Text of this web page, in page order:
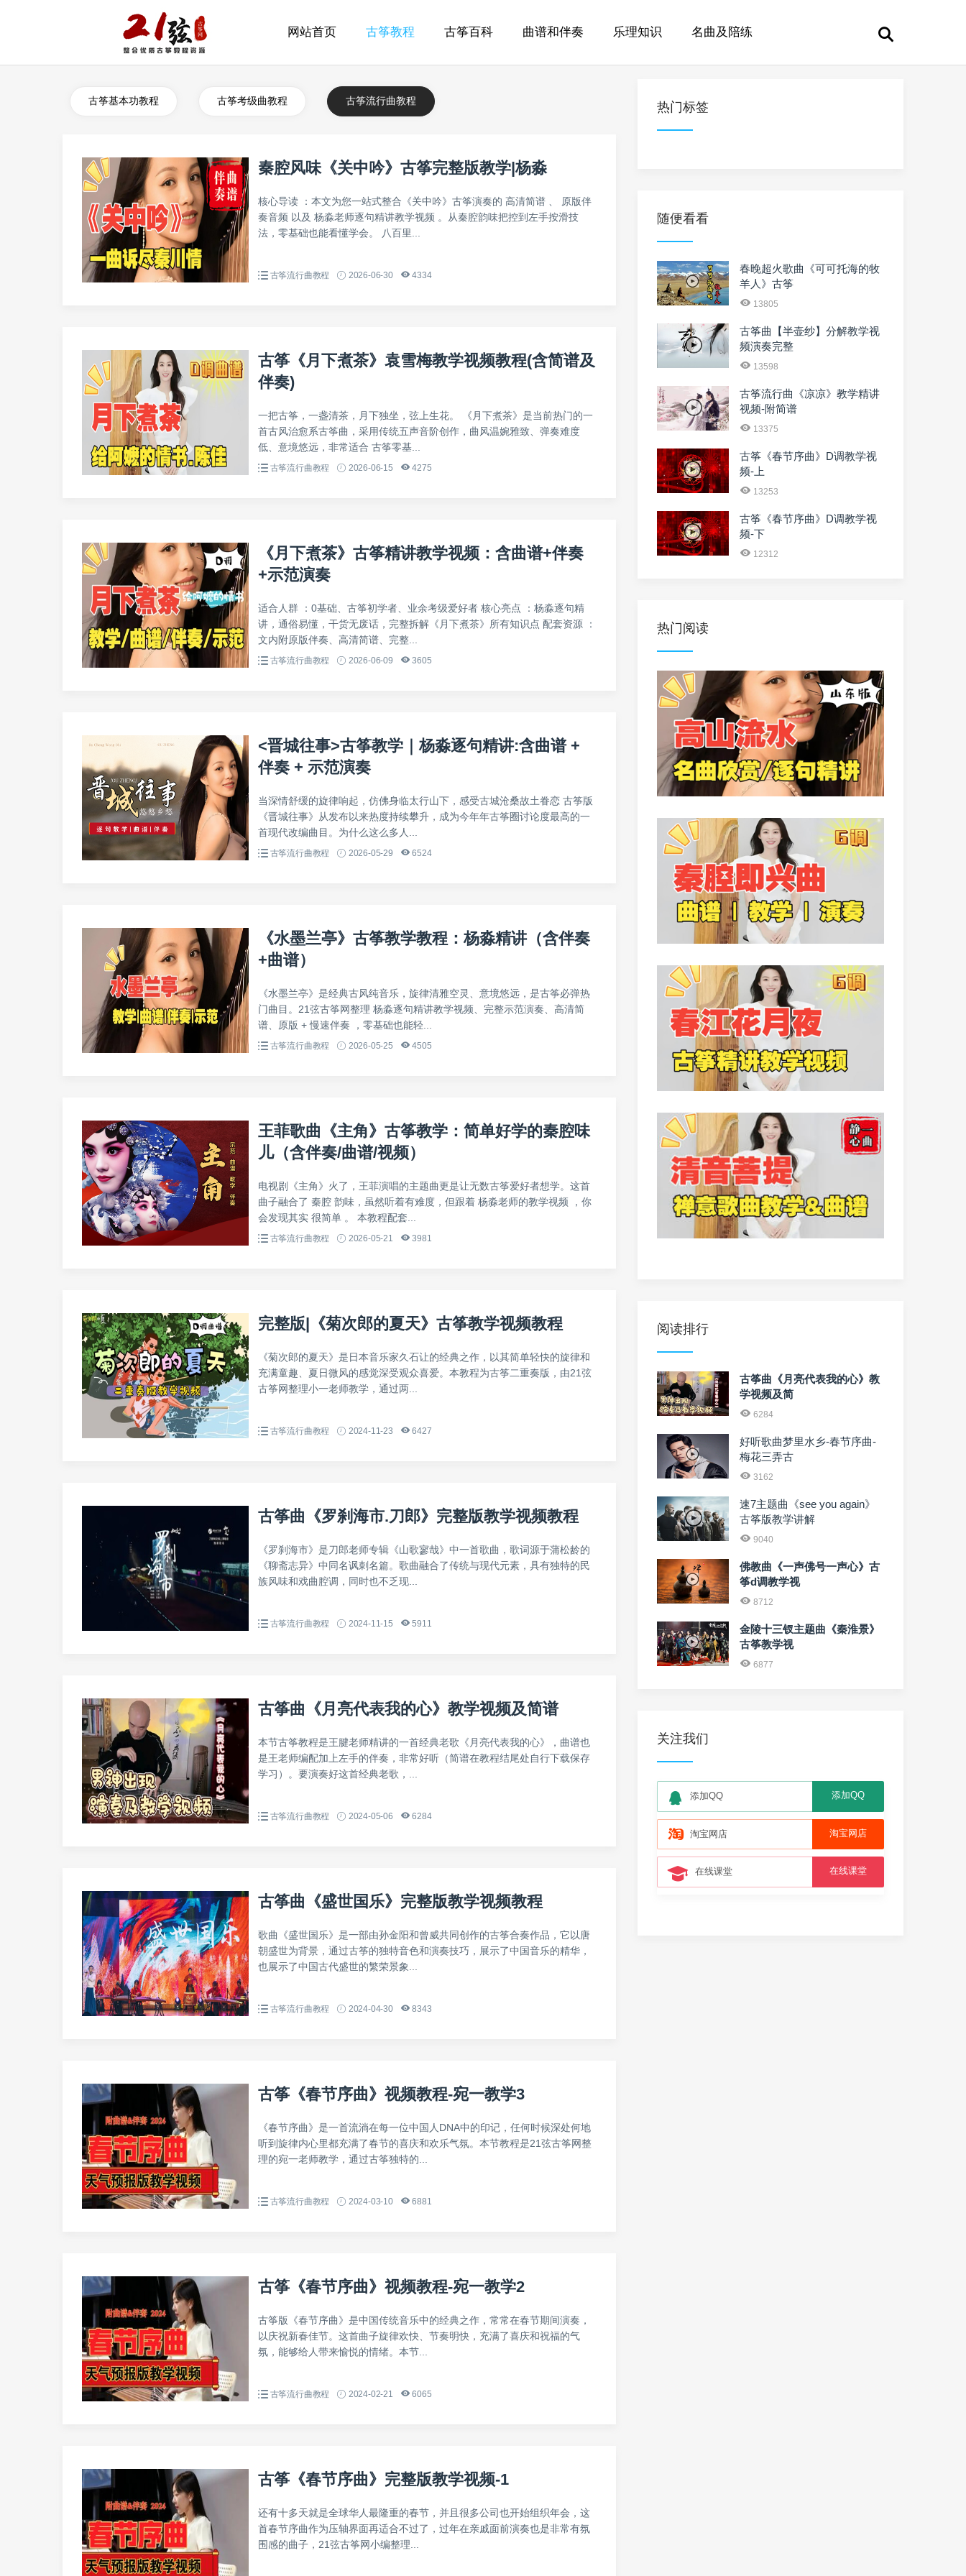
网站首页 古筝教程 古筝百科 曲谱和伴奏 乐理知识 名曲及陪练
古筝基本功教程 古筝考级曲教程 古筝流行曲教程
秦腔风味《关中吟》古筝完整版教学|杨淼
核心导读 ：本文为您一站式整合《关中吟》古筝演奏的 高清简谱 、 原版伴
奏音频 以及 杨淼老师逐句精讲教学视频 。从秦腔韵味把控到左手按滑技
法，零基础也能看懂学会。 八百里...
古筝流行曲教程 2026-06-30 4334
古筝《月下煮茶》袁雪梅教学视频教程(含简谱及
伴奏)
一把古筝，一盏清茶，月下独坐，弦上生花。 《月下煮茶》是当前热门的一
首古风治愈系古筝曲，采用传统五声音阶创作，曲风温婉雅致、弹奏难度
低、意境悠远，非常适合 古筝零基...
古筝流行曲教程 2026-06-15 4275
《月下煮茶》古筝精讲教学视频：含曲谱+伴奏
+示范演奏
适合人群 ：0基础、古筝初学者、业余考级爱好者 核心亮点 ：杨淼逐句精
讲，通俗易懂，干货无废话，完整拆解《月下煮茶》所有知识点 配套资源 ：
文内附原版伴奏、高清简谱、完整...
古筝流行曲教程 2026-06-09 3605
<晋城往事>古筝教学｜杨淼逐句精讲:含曲谱 +
伴奏 + 示范演奏
当深情舒缓的旋律响起，仿佛身临太行山下，感受古城沧桑故土眷恋 古筝版
《晋城往事》从发布以来热度持续攀升，成为今年年古筝圈讨论度最高的一
首现代改编曲目。为什么这么多人...
古筝流行曲教程 2026-05-29 6524
《水墨兰亭》古筝教学教程：杨淼精讲（含伴奏
+曲谱）
《水墨兰亭》是经典古风纯音乐，旋律清雅空灵、意境悠远，是古筝必弹热
门曲目。21弦古筝网整理 杨淼逐句精讲教学视频、完整示范演奏、高清简
谱、原版 + 慢速伴奏 ，零基础也能轻...
古筝流行曲教程 2026-05-25 4505
王菲歌曲《主角》古筝教学：简单好学的秦腔味
儿（含伴奏/曲谱/视频）
电视剧《主角》火了，王菲演唱的主题曲更是让无数古筝爱好者想学。这首
曲子融合了 秦腔 韵味，虽然听着有难度，但跟着 杨淼老师的教学视频 ，你
会发现其实 很简单 。 本教程配套...
古筝流行曲教程 2026-05-21 3981
完整版|《菊次郎的夏天》古筝教学视频教程
《菊次郎的夏天》是日本音乐家久石让的经典之作，以其简单轻快的旋律和
充满童趣、夏日微风的感觉深受观众喜爱。本教程为古筝二重奏版，由21弦
古筝网整理小一老师教学，通过两...
古筝流行曲教程 2024-11-23 6427
古筝曲《罗刹海市.刀郎》完整版教学视频教程
《罗刹海市》是刀郎老师专辑《山歌寥哉》中一首歌曲，歌词源于蒲松龄的
《聊斋志异》中同名讽刺名篇。歌曲融合了传统与现代元素，具有独特的民
族风味和戏曲腔调，同时也不乏现...
古筝流行曲教程 2024-11-15 5911
古筝曲《月亮代表我的心》教学视频及简谱
本节古筝教程是王腱老师精讲的一首经典老歌《月亮代表我的心》，曲谱也
是王老师编配加上左手的伴奏，非常好听（简谱在教程结尾处自行下载保存
学习）。要演奏好这首经典老歌，...
古筝流行曲教程 2024-05-06 6284
古筝曲《盛世国乐》完整版教学视频教程
歌曲《盛世国乐》是一部由孙金阳和曾威共同创作的古筝合奏作品，它以唐
朝盛世为背景，通过古筝的独特音色和演奏技巧，展示了中国音乐的精华，
也展示了中国古代盛世的繁荣景象...
古筝流行曲教程 2024-04-30 8343
古筝《春节序曲》视频教程-宛一教学3
《春节序曲》是一首流淌在每一位中国人DNA中的印记，任何时候深处何地
听到旋律内心里都充满了春节的喜庆和欢乐气氛。本节教程是21弦古筝网整
理的宛一老师教学，通过古筝独特的...
古筝流行曲教程 2024-03-10 6881
古筝《春节序曲》视频教程-宛一教学2
古筝版《春节序曲》是中国传统音乐中的经典之作，常常在春节期间演奏，
以庆祝新春佳节。这首曲子旋律欢快、节奏明快，充满了喜庆和祝福的气
氛，能够给人带来愉悦的情绪。本节...
古筝流行曲教程 2024-02-21 6065
古筝《春节序曲》完整版教学视频-1
还有十多天就是全球华人最隆重的春节，并且很多公司也开始组织年会，这
首春节序曲作为压轴界面再适合不过了，过年在亲戚面前演奏也是非常有氛
围感的曲子，21弦古筝网小编整理...
热门标签
随便看看
春晚超火歌曲《可可托海的牧
羊人》古筝
13805
古筝曲【半壶纱】分解教学视
频演奏完整
13598
古筝流行曲《凉凉》教学精讲
视频-附简谱
13375
古筝《春节序曲》D调教学视
频-上
13253
古筝《春节序曲》D调教学视
频-下
12312
热门阅读
阅读排行
古筝曲《月亮代表我的心》教
学视频及简
6284
好听歌曲梦里水乡-春节序曲-
梅花三弄古
3162
速7主题曲《see you again》
古筝版教学讲解
9040
佛教曲《一声佛号一声心》古
筝d调教学视
8712
金陵十三钗主题曲《秦淮景》
古筝教学视
6877
关注我们
添加QQ 添加QQ
淘宝网店 淘宝网店
在线课堂 在线课堂